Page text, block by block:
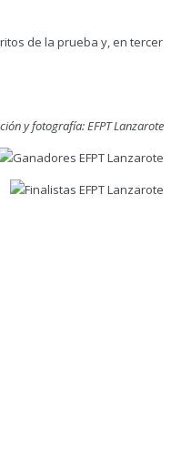
de la prueba y, en tercer
y fotografía: EFPT Lanzarote